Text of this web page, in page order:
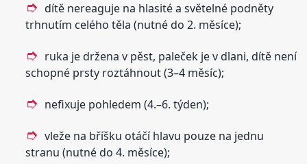
dítě nereaguje na hlasité a světelné podněty
trhnutím celého těla (nutné do 2. měsíce);
ruka je držena v pěst, paleček je v dlani, dítě není
schopné prsty roztáhnout (3–4 měsíc);
nefixuje pohledem (4.–6. týden);
vleže na bříšku otáčí hlavu pouze na jednu
stranu (nutné do 4. měsíce);